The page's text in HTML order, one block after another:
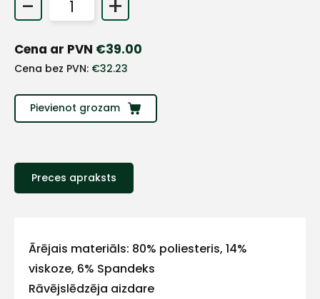
Cena ar PVN €39.00
Cena bez PVN: €32.23
Pievienot grozam
Preces apraksts
Ārējais materiāls: 80% poliesteris, 14%
viskoze, 6% Spandeks
Rāvējslēdzēja aizdare
+